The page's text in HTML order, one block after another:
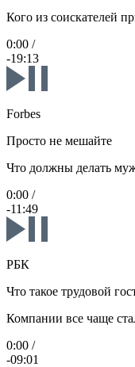
Кого из соискателей
0:00 /
-19:13
Forbes
Просто не мешайте
Что должны делать
0:00 /
-11:49
РБК
Что такое трудовой
Компании все чаще
0:00 /
-09:01